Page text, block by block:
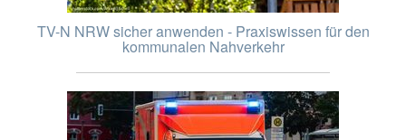
TV-N NRW sicher anwenden - Praxiswissen für den
kommunalen Nahverkehr